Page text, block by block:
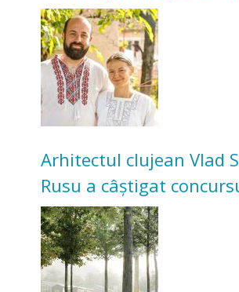
Acum cultivă legume în
bunicilor
Arhitectul clujean Vlad
Rusu a câștigat
transformarea Grădinii
Universitarilor